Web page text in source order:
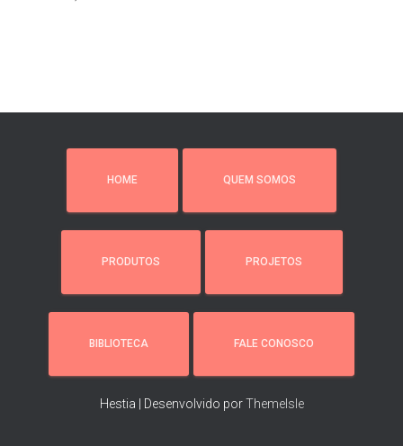
HOME QUEM SOMOS
PRODUTOS PROJETOS
BIBLIOTECA FALE CONOSCO
Hestia | Desenvolvido porThemeIsle